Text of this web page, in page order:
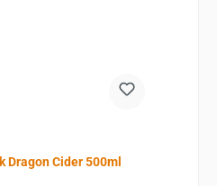
Dragon Cider 500ml